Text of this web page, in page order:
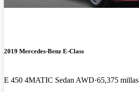
2019 Mercedes-Benz E-Class
E 450 4MATIC Sedan AWD 65,375 millas